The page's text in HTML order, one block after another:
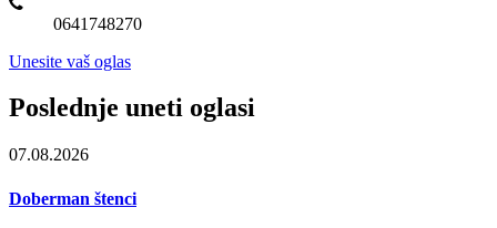
0641748270
Unesite vaš oglas
Poslednje uneti oglasi
07.08.2026
Doberman štenci